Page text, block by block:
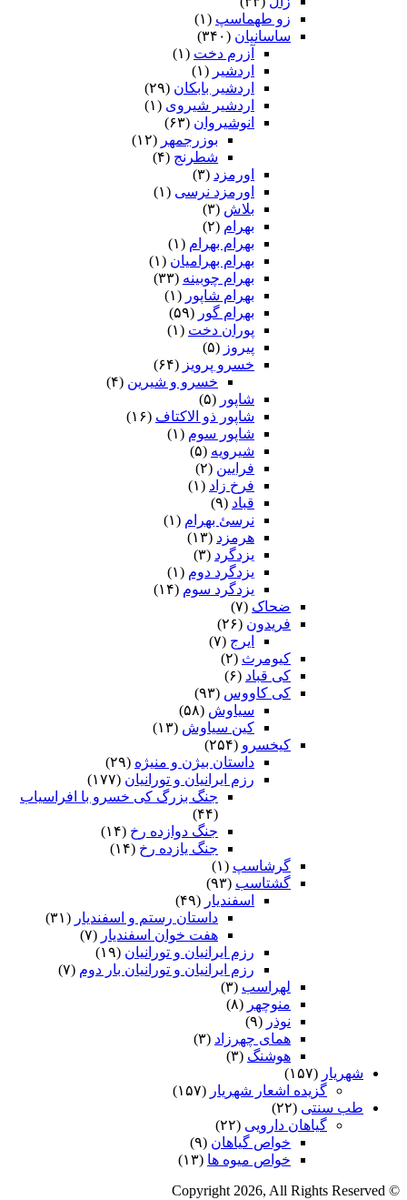
زو طهماسپ‏ (۱)
ساسانیان (۳۴۰)
آزرم دخت (۱)
اردشیر (۱)
اردشیر بابکان (۲۹)
اردشیر شیروی (۱)
انوشیروان (۶۳)
بوزرجمهر (۱۲)
شطرنج (۴)
اورمزد (۳)
اورمزد نرسى‏ (۱)
بلاش (۳)
بهرام (۲)
بهرام بهرام (۱)
بهرام بهرامیان‏ (۱)
بهرام چوبینه (۳۳)
بهرام شاپور (۱)
بهرام گور (۵۹)
پوران دخت (۱)
پیروز (۵)
خسرو پرویز (۶۴)
خسرو و شیرین (۴)
شاپور (۵)
شاپور ذو الاکتاف (۱۶)
شاپور سوم‏ (۱)
شیرویه (۵)
فرایین (۲)
فرخ زاد (۱)
قباد (۹)
نرسئ بهرام‏ (۱)
هرمزد (۱۳)
یزدگرد (۳)
یزدگرد دوم (۱)
یزدگرد سوم (۱۴)
ضحاک (۷)
فریدون (۲۶)
ایرج (۷)
کیومرث (۲)
کی قباد (۶)
کی کاووس (۹۳)
سیاوش (۵۸)
کین سیاوش (۱۳)
کیخسرو (۲۵۴)
داستان بیژن و منیژه (۲۹)
رزم ایرانیان و تورانیان (۱۷۷)
جنگ بزرگ کی خسرو با افراسیاب
(۴۴)
جنگ دوازده رخ (۱۴)
جنگ یازده رخ (۱۴)
گرشاسپ (۱)
گشتاسب (۹۳)
اسفندیار (۴۹)
داستان رستم و اسفندیار (۳۱)
هفت خوان اسفندیار (۷)
رزم ایرانیان و تورانیان (۱۹)
رزم ایرانیان و تورانیان بار دوم (۷)
لهراسب (۳)
منوچهر (۸)
نوذر (۹)
هماى چهرزاد (۳)
هوشنگ (۳)
شهریار (۱۵۷)
گزیده اشعار شهریار (۱۵۷)
طب سنتی (۲۲)
گیاهان دارویی (۲۲)
خواص گیاهان (۹)
خواص میوه ها (۱۳)
© Copyright 2026, All Rights Reserved